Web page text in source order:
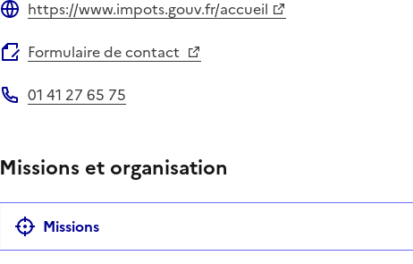
https://www.impots.gouv.fr/accueil
Formulaire de contact
01 41 27 65 75
Missions et organisation
Missions